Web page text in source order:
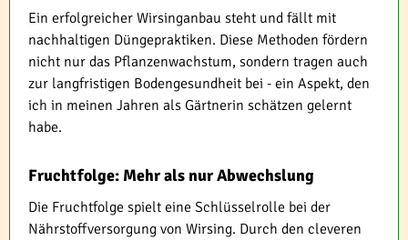
Ein erfolgreicher Wirsinganbau steht und fällt mit
nachhaltigen Düngepraktiken. Diese Methoden fördern
nicht nur das Pflanzenwachstum, sondern tragen auch
zur langfristigen Bodengesundheit bei - ein Aspekt, den
ich in meinen Jahren als Gärtnerin schätzen gelernt
habe.
Fruchtfolge: Mehr als nur Abwechslung
Die Fruchtfolge spielt eine Schlüsselrolle bei der
Nährstoffversorgung von Wirsing. Durch den cleveren